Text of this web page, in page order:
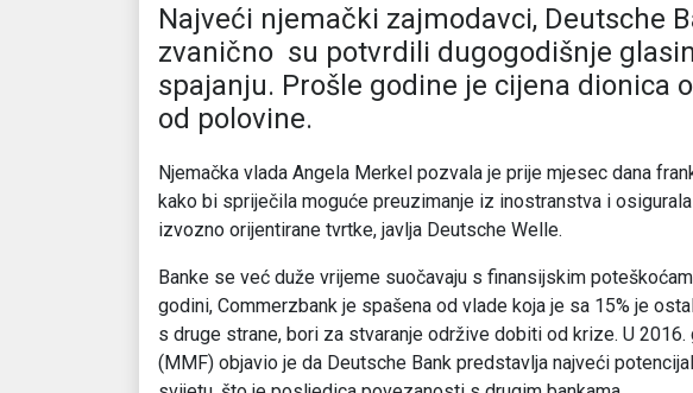
Najveći njemački zajmodavci, Deutsche
zvanično su potvrdili dugogodišnje
spajanju. Prošle godine je cijena dionica
od polovine.
Njemačka vlada Angela Merkel pozvala je prije mjesec dana
kako bi spriječila moguće preuzimanje iz inostranstva i
izvozno orijentirane tvrtke, javlja Deutsche Welle.
Banke se već duže vrijeme suočavaju s finansijskim
godini, Commerzbank je spašena od vlade koja je sa 15% je
s druge strane, bori za stvaranje održive dobiti od krize. U
(MMF) objavio je da Deutsche Bank predstavlja najveći